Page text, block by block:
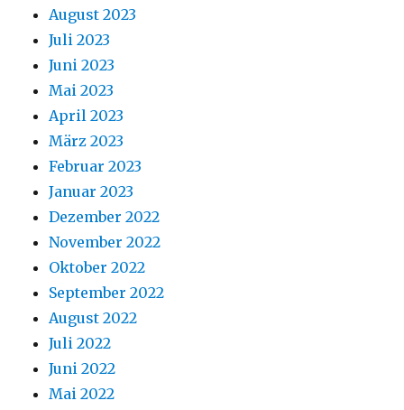
August 2023
Juli 2023
Juni 2023
Mai 2023
April 2023
März 2023
Februar 2023
Januar 2023
Dezember 2022
November 2022
Oktober 2022
September 2022
August 2022
Juli 2022
Juni 2022
Mai 2022